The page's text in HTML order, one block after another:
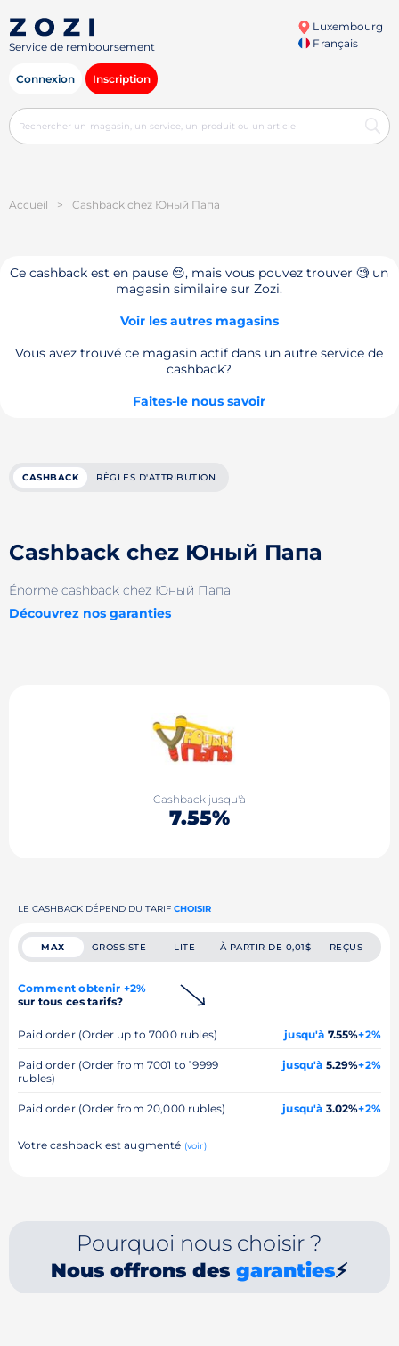
Service de remboursement
Luxembourg
Français
Connexion Inscription
Accueil > Cashback chez Юный Папа
Ce cashback est en pause 😔, mais vous pouvez trouver 🧐 un
magasin similaire sur Zozi.
Voir les autres magasins
Vous avez trouvé ce magasin actif dans un autre service de
cashback?
Faites-le nous savoir
CASHBACK RÈGLES D'ATTRIBUTION
Cashback chez Юный Папа
Énorme cashback chez Юный Папа
Découvrez nos garanties
Cashback jusqu'à
7.55%
LE CASHBACK DÉPEND DU TARIF CHOISIR
MAX GROSSISTE LITE À PARTIR DE 0,01$ REÇUS
Comment obtenir +2%
sur tous ces tarifs?
Paid order (Order up to 7000 rubles) jusqu'à 7.55%+2%
Paid order (Order from 7001 to 19999
rubles)
jusqu'à 5.29%+2%
Paid order (Order from 20,000 rubles) jusqu'à 3.02%+2%
Votre cashback est augmenté (voir)
Pourquoi nous choisir ?
Nous offrons desgaranties⚡